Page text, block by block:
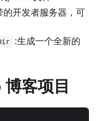
开发者服务器，可
:生成一个全新的
客项目